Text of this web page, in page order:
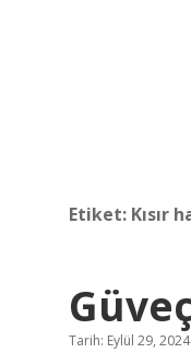
Etiket: Kısır
Tarih: Eylül 29, 2024